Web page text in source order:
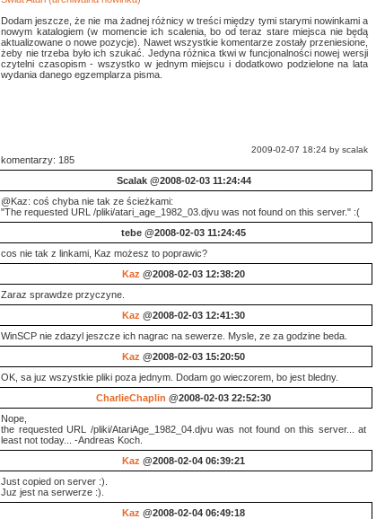
Dodam jeszcze, że nie ma żadnej różnicy w treści między tymi starymi nowinkami a
nowym katalogiem (w momencie ich scalenia, bo od teraz stare miejsca nie będą
aktualizowane o nowe pozycje). Nawet wszystkie komentarze zostały przeniesione,
żeby nie trzeba było ich szukać. Jedyna różnica tkwi w funcjonalności nowej wersji
czytelni czasopism - wszystko w jednym miejscu i dodatkowo podzielone na lata
wydania danego egzemplarza pisma.
2009-02-07 18:24 by scalak
komentarzy: 185
Scalak@2008-02-03 11:24:44
@Kaz: coś chyba nie tak ze ścieżkami:
"The requested URL /pliki/atari_age_1982_03.djvu was not found on this server." :(
tebe @2008-02-03 11:24:45
cos nie tak z linkami, Kaz możesz to poprawic?
Kaz @2008-02-03 12:38:20
Zaraz sprawdze przyczyne.
Kaz @2008-02-03 12:41:30
WinSCP nie zdazyl jeszcze ich nagrac na sewerze. Mysle, ze za godzine beda.
Kaz @2008-02-03 15:20:50
OK, sa juz wszystkie pliki poza jednym. Dodam go wieczorem, bo jest bledny.
CharlieChaplin @2008-02-03 22:52:30
Nope,
the requested URL /pliki/AtariAge_1982_04.djvu was not found on this server... at
least not today... -Andreas Koch.
Kaz @2008-02-04 06:39:21
Just copied on server :).
Juz jest na serwerze :).
Kaz @2008-02-04 06:49:18